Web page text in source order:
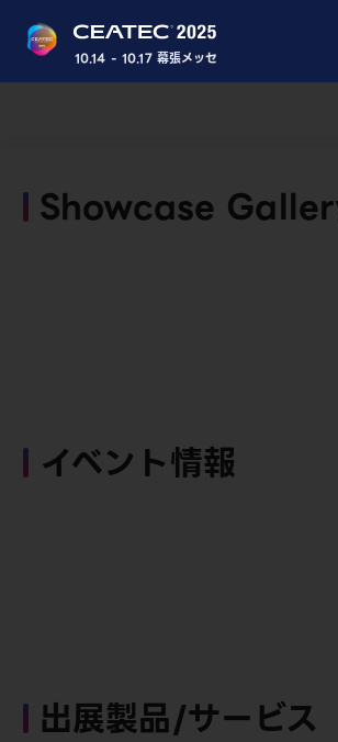
10.14 - 10.17 幕張メッセ
Showcase
イベント情報
出展製品/サービス